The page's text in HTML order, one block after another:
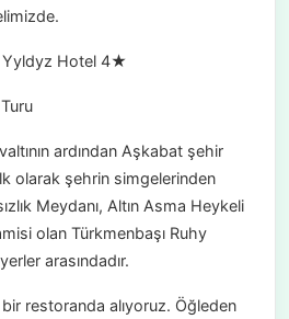
Yyldyz Hotel 4★
ardından Aşkabat şehir
olarak şehrin simgelerinden
Meydanı, Altın Asma Heykeli
olan Türkmenbaşı Ruhy
arasındadır.
restoranda alıyoruz. Öğleden